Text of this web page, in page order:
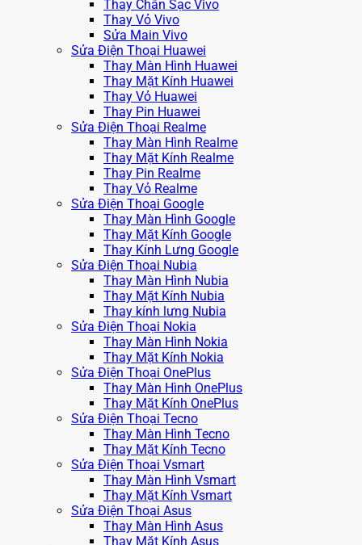
Thay Chân Sạc Vivo
Thay Vỏ Vivo
Sửa Main Vivo
Sửa Điện Thoại Huawei
Thay Màn Hình Huawei
Thay Mặt Kính Huawei
Thay Vỏ Huawei
Thay Pin Huawei
Sửa Điện Thoại Realme
Thay Màn Hình Realme
Thay Mặt Kính Realme
Thay Pin Realme
Thay Vỏ Realme
Sửa Điện Thoại Google
Thay Màn Hình Google
Thay Mặt Kính Google
Thay Kính Lưng Google
Sửa Điện Thoại Nubia
Thay Màn Hình Nubia
Thay Mặt Kính Nubia
Thay kính lưng Nubia
Sửa Điện Thoại Nokia
Thay Màn Hình Nokia
Thay Mặt Kính Nokia
Sửa Điện Thoại OnePlus
Thay Màn Hình OnePlus
Thay Mặt Kính OnePlus
Sửa Điện Thoại Tecno
Thay Màn Hình Tecno
Thay Mặt Kính Tecno
Sửa Điện Thoại Vsmart
Thay Màn Hình Vsmart
Thay Mặt Kính Vsmart
Sửa Điện Thoại Asus
Thay Màn Hình Asus
Thay Mặt Kính Asus